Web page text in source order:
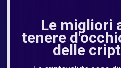
Le migliori
tenere
delle